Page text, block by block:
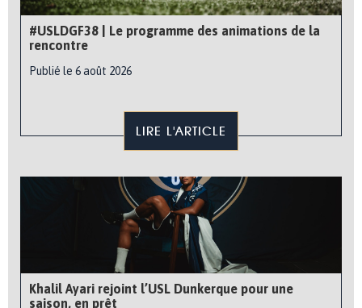
#USLDGF38 | Le programme des animations de la
rencontre
Publié le 6 août 2026
LIRE L'ARTICLE
Khalil Ayari rejoint l’USL Dunkerque pour une
saison, en prêt